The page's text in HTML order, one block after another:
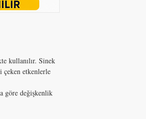
kullanılır. Sinek
çeken etkenlerle
göre değişkenlik